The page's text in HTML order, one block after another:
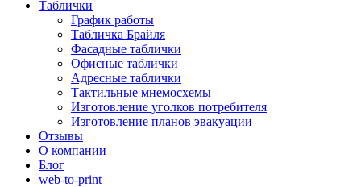
Таблички
График работы
Табличка Брайля
Фасадные таблички
Офисные таблички
Адресные таблички
Тактильные мнемосхемы
Изготовление уголков потребителя
Изготовление планов эвакуации
Отзывы
О компании
Блог
web-to-print